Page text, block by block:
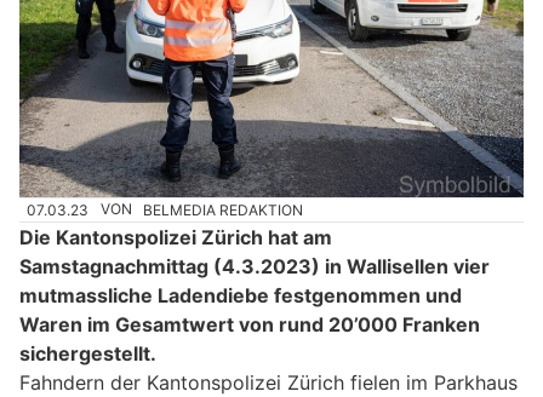
07.03.23 VON BELMEDIA REDAKTION
Die Kantonspolizei Zürich hat am
Samstagnachmittag (4.3.2023) in Wallisellen vier
mutmassliche Ladendiebe festgenommen und
Waren im Gesamtwert von rund 20’000 Franken
sichergestellt.
Fahndern der Kantonspolizei Zürich fielen im Parkhaus